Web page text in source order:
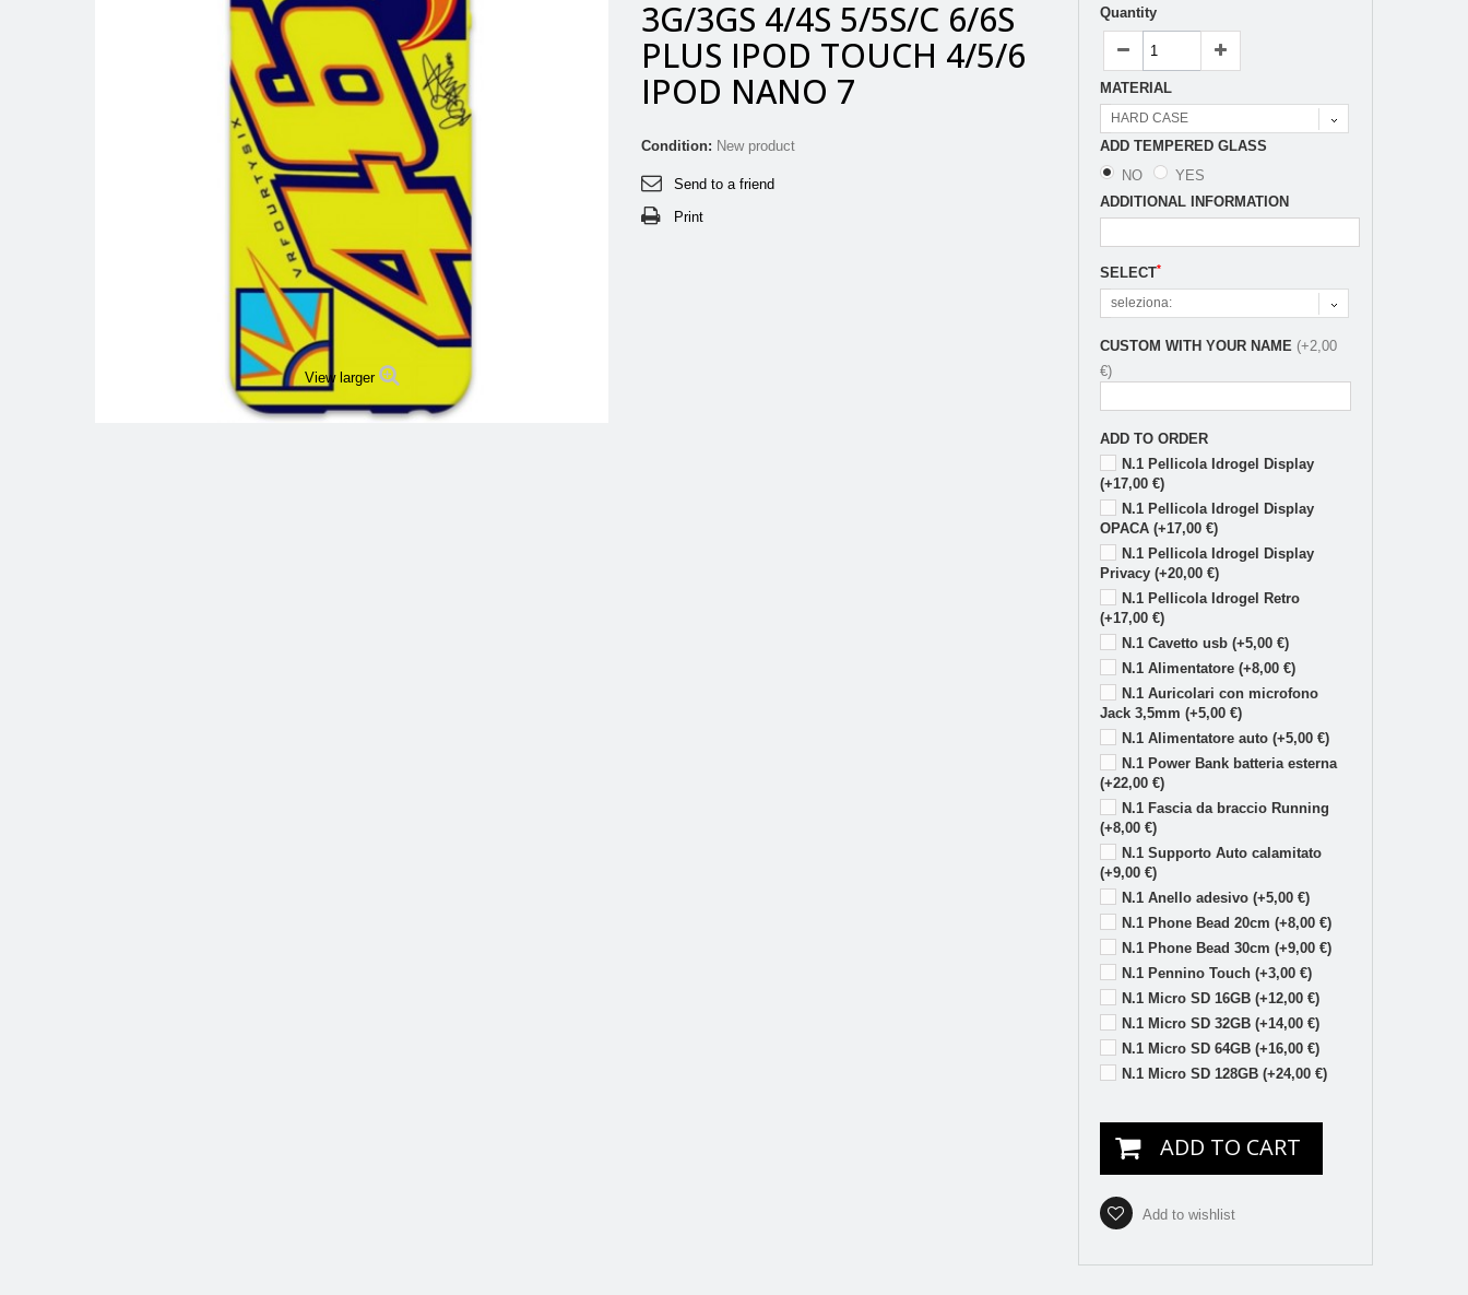
View larger
3G/3GS 4/4S 5/5S/C 6/6S
PLUS IPOD TOUCH 4/5/6
IPOD NANO 7
Condition: New product
Send to a friend
Print
Quantity
MATERIAL
HARD CASE
ADD TEMPERED GLASS
NO
YES
ADDITIONAL INFORMATION
SELECT*
seleziona:
CUSTOM WITH YOUR NAME (+2,00
€)
ADD TO ORDER
N.1 Pellicola Idrogel Display
(+17,00 €)
N.1 Pellicola Idrogel Display
OPACA (+17,00 €)
N.1 Pellicola Idrogel Display
Privacy (+20,00 €)
N.1 Pellicola Idrogel Retro
(+17,00 €)
N.1 Cavetto usb (+5,00 €)
N.1 Alimentatore (+8,00 €)
N.1 Auricolari con microfono
Jack 3,5mm (+5,00 €)
N.1 Alimentatore auto (+5,00 €)
N.1 Power Bank batteria esterna
(+22,00 €)
N.1 Fascia da braccio Running
(+8,00 €)
N.1 Supporto Auto calamitato
(+9,00 €)
N.1 Anello adesivo (+5,00 €)
N.1 Phone Bead 20cm (+8,00 €)
N.1 Phone Bead 30cm (+9,00 €)
N.1 Pennino Touch (+3,00 €)
N.1 Micro SD 16GB (+12,00 €)
N.1 Micro SD 32GB (+14,00 €)
N.1 Micro SD 64GB (+16,00 €)
N.1 Micro SD 128GB (+24,00 €)
ADD TO CART
Add to wishlist